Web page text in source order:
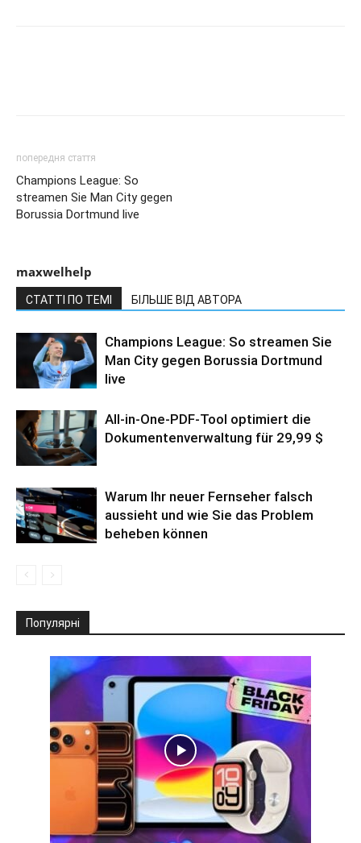
попередня стаття
Champions League: So
streamen Sie Man City gegen
Borussia Dortmund live
maxwelhelp
СТАТТІ ПО ТЕМІ БІЛЬШЕ ВІД АВТОРА
Champions League: So streamen Sie
Man City gegen Borussia Dortmund
live
All-in-One-PDF-Tool optimiert die
Dokumentenverwaltung für 29,99 $
Warum Ihr neuer Fernseher falsch
aussieht und wie Sie das Problem
beheben können
Популярні